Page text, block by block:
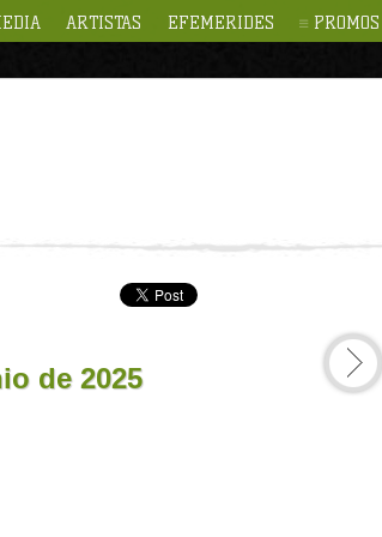
ARTISTAS EFEMERIDES PROMOS
de 2025